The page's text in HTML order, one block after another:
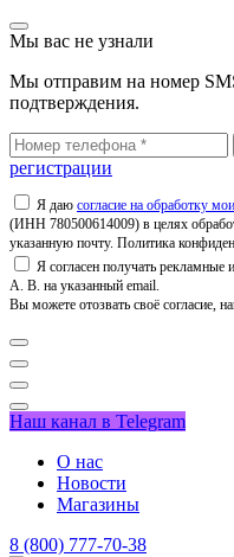
Мы вас не узнали
Мы отправим на номер
подтверждения.
регистрации
Я даю согласие на обработку
(ИНН 780500614009) в целях
указанную почту. Политика
Я согласен получать
А. В. на указанный email.
Вы можете отозвать своё согласие,
Наш канал в Telegram
О нас
Новости
Магазины
8 (800) 777-70-38